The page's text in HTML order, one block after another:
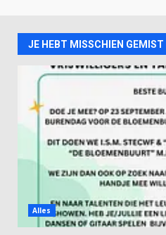
JE HEBT MISSCHIEN GEMIST
Alles